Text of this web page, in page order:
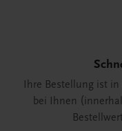
Ihre Bestellung ist in
bei Ihnen